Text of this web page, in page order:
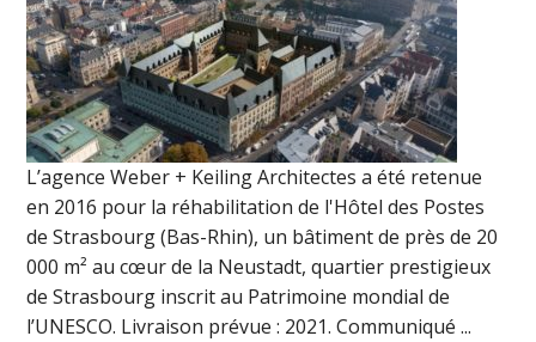
L’agence Weber + Keiling Architectes a été retenue
en 2016 pour la réhabilitation de l'Hôtel des Postes
de Strasbourg (Bas-Rhin), un bâtiment de près de 20
000 m² au cœur de la Neustadt, quartier prestigieux
de Strasbourg inscrit au Patrimoine mondial de
l’UNESCO. Livraison prévue : 2021. Communiqué ...